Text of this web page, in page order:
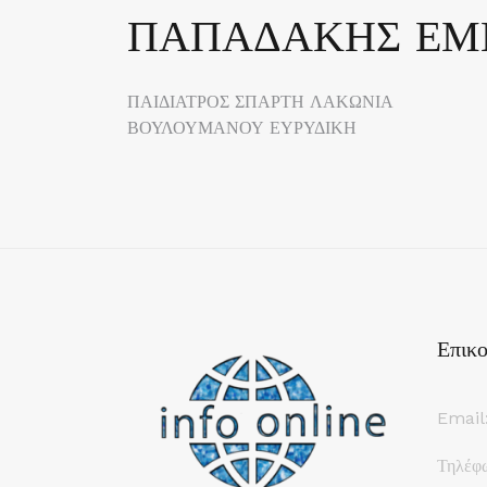
ΠΑΠΑΔΑΚΗΣ
Πλοήγηση
ΠΑΙΔΙΑΤΡΟΣ ΣΠΑΡΤΗ ΛΑΚΩΝΙΑ
ΒΟΥΛΟΥΜΑΝΟΥ ΕΥΡΥΔΙΚΗ
Email: